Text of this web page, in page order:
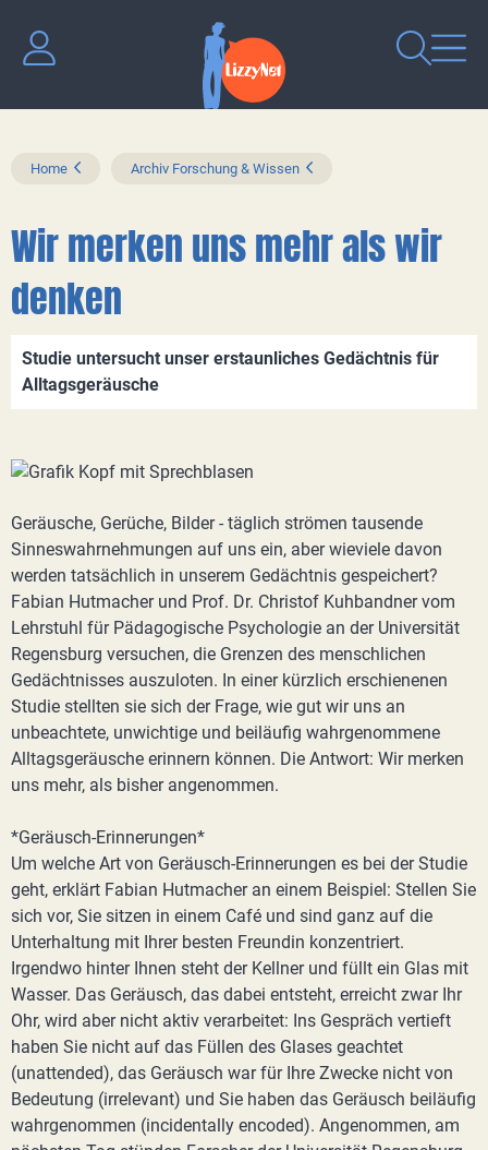
Home Archiv Forschung & Wissen
Wir merken uns mehr als wir
denken
Studie untersucht unser erstaunliches Gedächtnis für
Alltagsgeräusche
Geräusche, Gerüche, Bilder - täglich strömen tausende
Sinneswahrnehmungen auf uns ein, aber wieviele davon
werden tatsächlich in unserem Gedächtnis gespeichert?
Fabian Hutmacher und Prof. Dr. Christof Kuhbandner vom
Lehrstuhl für Pädagogische Psychologie an der Universität
Regensburg versuchen, die Grenzen des menschlichen
Gedächtnisses auszuloten. In einer kürzlich erschienenen
Studie stellten sie sich der Frage, wie gut wir uns an
unbeachtete, unwichtige und beiläufig wahrgenommene
Alltagsgeräusche erinnern können. Die Antwort: Wir merken
uns mehr, als bisher angenommen.
*Geräusch-Erinnerungen*
Um welche Art von Geräusch-Erinnerungen es bei der Studie
geht, erklärt Fabian Hutmacher an einem Beispiel: Stellen Sie
sich vor, Sie sitzen in einem Café und sind ganz auf die
Unterhaltung mit Ihrer besten Freundin konzentriert.
Irgendwo hinter Ihnen steht der Kellner und füllt ein Glas mit
Wasser. Das Geräusch, das dabei entsteht, erreicht zwar Ihr
Ohr, wird aber nicht aktiv verarbeitet: Ins Gespräch vertieft
haben Sie nicht auf das Füllen des Glases geachtet
(unattended), das Geräusch war für Ihre Zwecke nicht von
Bedeutung (irrelevant) und Sie haben das Geräusch beiläufig
wahrgenommen (incidentally encoded). Angenommen, am